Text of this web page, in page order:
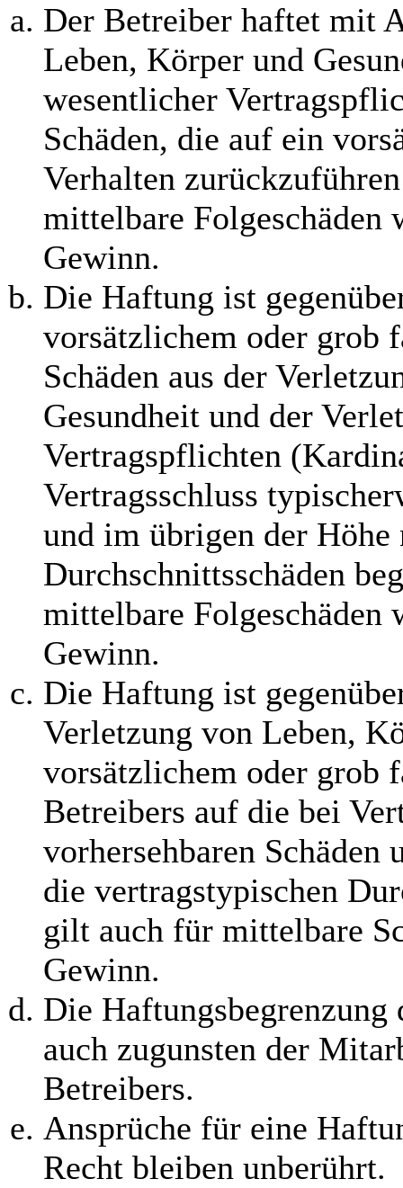
Der Betreiber haftet mit
Leben, Körper und
wesentlicher
Schäden, die auf ein
Verhalten
mittelbare Folgeschäden
Gewinn.
Die Haftung ist
vorsätzlichem oder grob
Schäden aus der
Gesundheit und der
Vertragspflichten
Vertragsschluss
und im übrigen der
Durchschnittsschäden
mittelbare Folgeschäden
Gewinn.
Die Haftung ist
Verletzung von Leben,
vorsätzlichem oder grob
Betreibers auf die bei
vorhersehbaren
die vertragstypischen
gilt auch für mittelbare
Gewinn.
Die
auch zugunsten der
Betreibers.
Ansprüche für eine
Recht bleiben unberührt.